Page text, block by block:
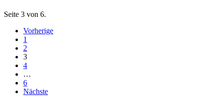
Seite 3 von 6.
Vorherige
1
2
3
4
…
6
Nächste